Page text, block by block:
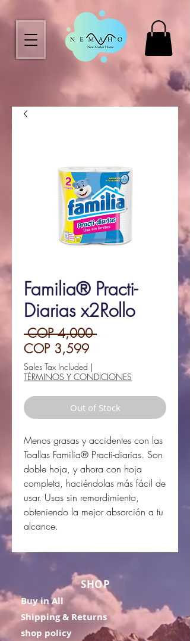
Familia® Practi-
Diarias x2Rollo
COP 4,000 Regular
COP 3,599Sale
Price
Sales Tax Included |
TÉRMINOS Y CONDICIONES
Out of Stock
Menos grasas y accidentes con las
Toallas Familia® Practi-diarias. Son
doble hoja, y ahora con hoja
completa, haciéndolas más fácil de
usar. Usas sin remordimiento,
obteniendo la mejor absorción a tu
alcance.
SHOP
Buy in All
Shipping & Returns
shop policy